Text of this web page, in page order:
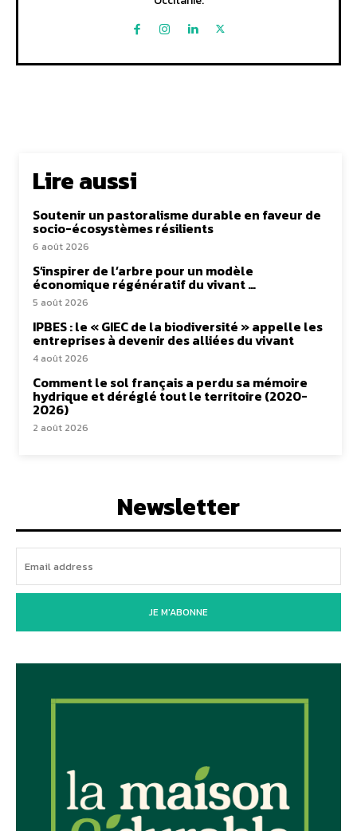
Lire aussi
Soutenir un pastoralisme durable en faveur de
socio-écosystèmes résilients
6 août 2026
S’inspirer de l’arbre pour un modèle
économique régénératif du vivant …
5 août 2026
IPBES : le « GIEC de la biodiversité » appelle les
entreprises à devenir des alliées du vivant
4 août 2026
Comment le sol français a perdu sa mémoire
hydrique et déréglé tout le territoire (2020-
2026)
2 août 2026
Newsletter
JE M'ABONNE